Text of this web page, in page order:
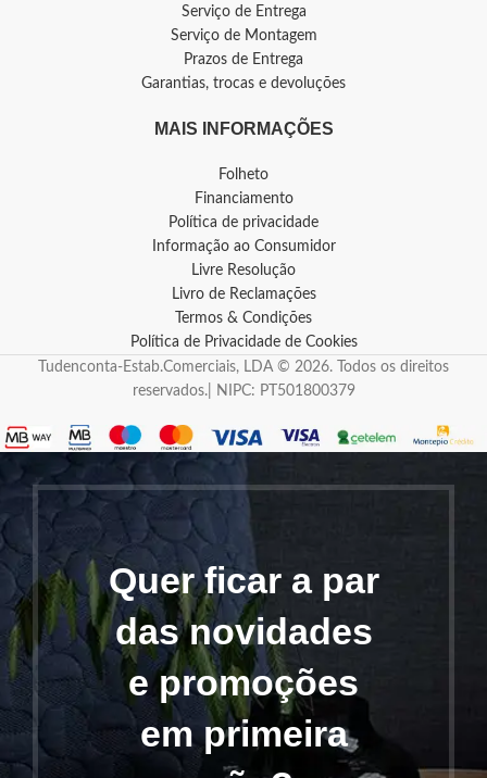
Serviço de Entrega
Serviço de Montagem
Prazos de Entrega
Garantias, trocas e devoluções
MAIS INFORMAÇÕES
Folheto
Financiamento
Política de privacidade
Informação ao Consumidor
Livre Resolução
Livro de Reclamações
Termos & Condições
Política de Privacidade de Cookies
Tudenconta-Estab.Comerciais, LDA © 2026. Todos os direitos
reservados.| NIPC: PT501800379
Quer ficar a par
das novidades
e promoções
em primeira